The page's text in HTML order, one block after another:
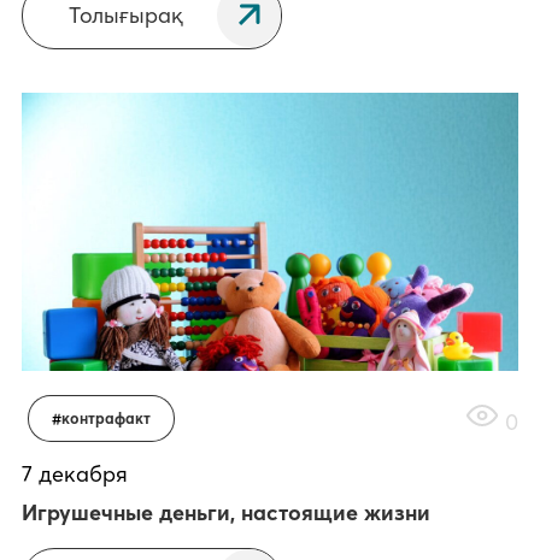
Толығырақ
контрафакт
0
7 декабря
Игрушечные деньги, настоящие жизни